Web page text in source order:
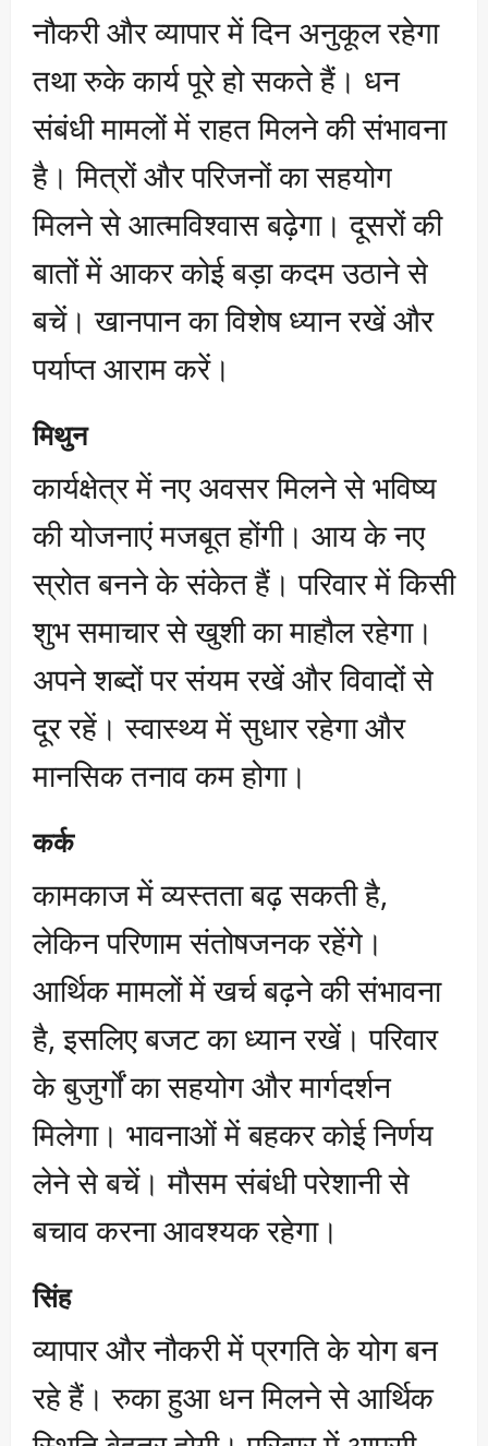
नौकरी और व्यापार में दिन अनुकूल रहेगा
तथा रुके कार्य पूरे हो सकते हैं। धन
संबंधी मामलों में राहत मिलने की संभावना
है। मित्रों और परिजनों का सहयोग
मिलने से आत्मविश्वास बढ़ेगा। दूसरों की
बातों में आकर कोई बड़ा कदम उठाने से
बचें। खानपान का विशेष ध्यान रखें और
पर्याप्त आराम करें।
मिथुन
कार्यक्षेत्र में नए अवसर मिलने से भविष्य
की योजनाएं मजबूत होंगी। आय के नए
स्रोत बनने के संकेत हैं। परिवार में किसी
शुभ समाचार से खुशी का माहौल रहेगा।
अपने शब्दों पर संयम रखें और विवादों से
दूर रहें। स्वास्थ्य में सुधार रहेगा और
मानसिक तनाव कम होगा।
कर्क
कामकाज में व्यस्तता बढ़ सकती है,
लेकिन परिणाम संतोषजनक रहेंगे।
आर्थिक मामलों में खर्च बढ़ने की संभावना
है, इसलिए बजट का ध्यान रखें। परिवार
के बुजुर्गों का सहयोग और मार्गदर्शन
मिलेगा। भावनाओं में बहकर कोई निर्णय
लेने से बचें। मौसम संबंधी परेशानी से
बचाव करना आवश्यक रहेगा।
सिंह
व्यापार और नौकरी में प्रगति के योग बन
रहे हैं। रुका हुआ धन मिलने से आर्थिक